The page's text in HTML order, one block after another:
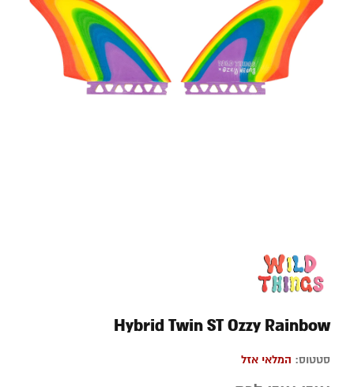
Hybrid Twin ST Ozzy Rainbow
סטטוס: המלאי אזל